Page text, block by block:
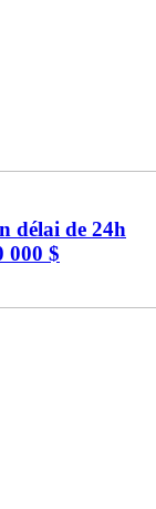
délai de 24h
000 $